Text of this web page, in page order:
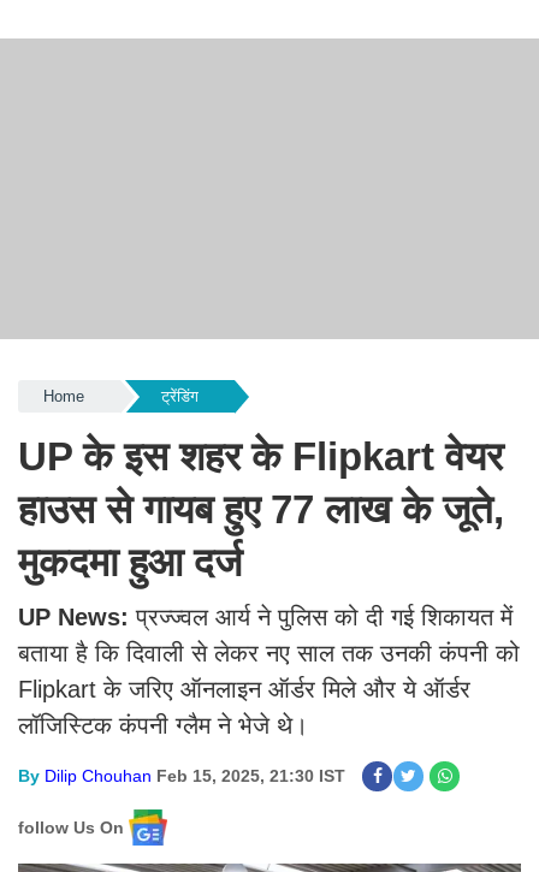
Home ट्रेंडिंग
UP के इस शहर के Flipkart वेयर
हाउस से गायब हुए 77 लाख के जूते,
मुकदमा हुआ दर्ज
UP News:प्रज्ज्वल आर्य ने पुलिस को दी गई शिकायत में
बताया है कि दिवाली से लेकर नए साल तक उनकी कंपनी को
Flipkart के जरिए ऑनलाइन ऑर्डर मिले और ये ऑर्डर
लॉजिस्टिक कंपनी ग्लैम ने भेजे थे।
By Dilip Chouhan Feb 15, 2025, 21:30 IST
follow Us On